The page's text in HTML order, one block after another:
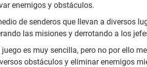
enemigos y obstáculos.
de senderos que llevan a diversos
las misiones y derrotando a los
es muy sencilla, pero no por ello
obstáculos y eliminar enemigos